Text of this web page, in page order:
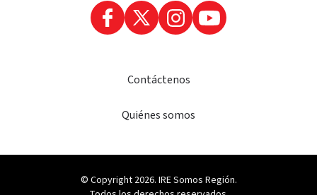
Contáctenos
Quiénes somos
© Copyright 2026. IRE Somos Región.